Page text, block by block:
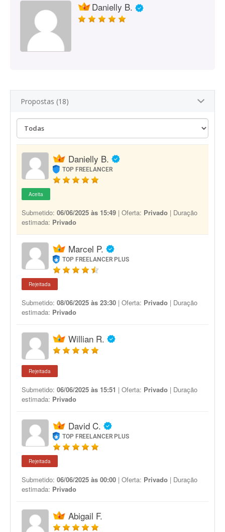
Danielly B.
Propostas (18)
Danielly B.
TOP FREELANCER
Aceita
Submetido: 06/06/2025 às 15:49 | Oferta: Privado | Duração
estimada: Privado
Marcel P.
TOP FREELANCER PLUS
Rejeitada
Submetido: 08/06/2025 às 23:30 | Oferta: Privado | Duração
estimada: Privado
Willian R.
Rejeitada
Submetido: 06/06/2025 às 15:51 | Oferta: Privado | Duração
estimada: Privado
David C.
TOP FREELANCER PLUS
Rejeitada
Submetido: 06/06/2025 às 00:00 | Oferta: Privado | Duração
estimada: Privado
Abigail F.